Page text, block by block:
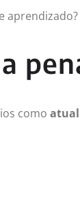
aprendizado?
como